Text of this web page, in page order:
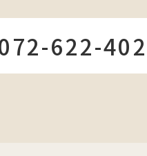
622-